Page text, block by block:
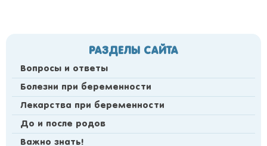
РАЗДЕЛЫ САЙТА
Вопросы и ответы
Болезни при беременности
Лекарства при беременности
До и после родов
Важно знать!